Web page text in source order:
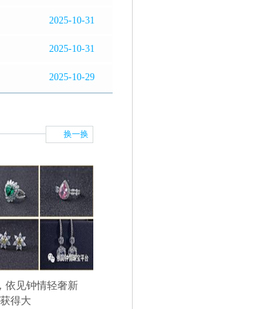
2025-10-31
2025-10-31
2025-10-29
换一换
不止！“喜德盛
满
岛市分公司为岛
保
依见钟情轻奢新
得大